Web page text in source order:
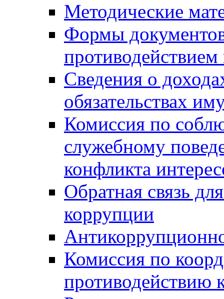
Методические
Формы
Сведения о
обязательствах
Комиссия по
служебному
конфликта
Обратная связь
коррупции
Комиссия по
противодействию